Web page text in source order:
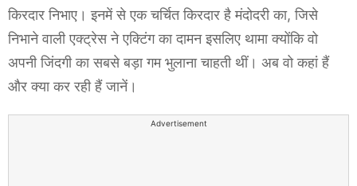
किरदार निभाए। इनमें से एक चर्चित किरदार है मंदोदरी का, जिसे
निभाने वाली एक्ट्रेस ने एक्टिंग का दामन इसलिए थामा क्योंकि वो
अपनी जिंदगी का सबसे बड़ा गम भुलाना चाहती थीं। अब वो कहां हैं
और क्या कर रही हैं जानें।
Advertisement